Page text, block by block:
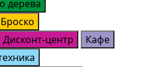
дерева
Броско
Дисконт-центр
Кафе